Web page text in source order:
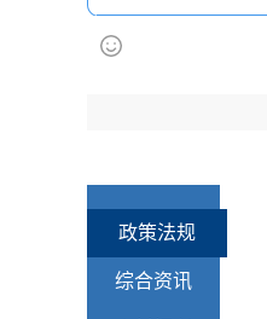
政策法规
综合资讯